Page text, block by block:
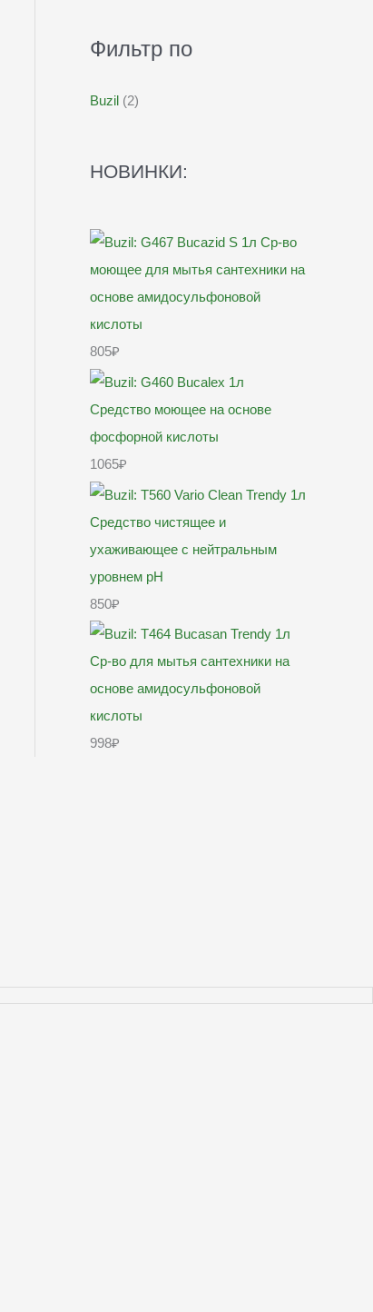
Фильтр по
Buzil (2)
НОВИНКИ:
805₽
1065₽
850₽
998₽